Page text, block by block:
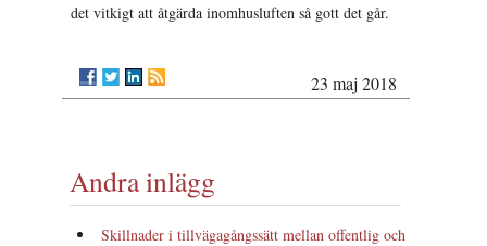
det vitkigt att åtgärda inomhusluften så gott det går.
23 maj 2018
Andra inlägg
Skillnader i tillvägagångssätt mellan offentlig och